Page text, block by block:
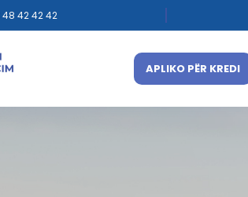
48 42 42 42
APLIKO PËR KREDI